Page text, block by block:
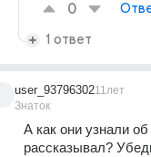
0
1 ответ
user_93796302
Знаток
11лет
А как они узнали
рассказывал?